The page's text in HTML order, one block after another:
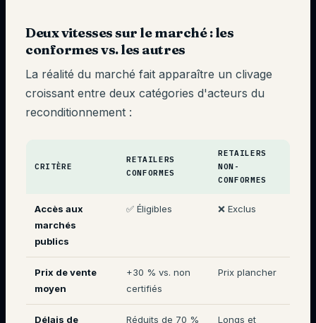
Deux vitesses sur le marché : les
conformes vs. les autres
La réalité du marché fait apparaître un clivage
croissant entre deux catégories d'acteurs du
reconditionnement :
CRITÈRE
RETAILERS
CONFORMES
RETAILERS
NON-
CONFORMES
Accès aux
marchés
publics
✅ Éligibles ❌ Exclus
Prix de vente
moyen
+30 % vs. non
certifiés
Prix plancher
Délais de Réduits de 70 % Longs et